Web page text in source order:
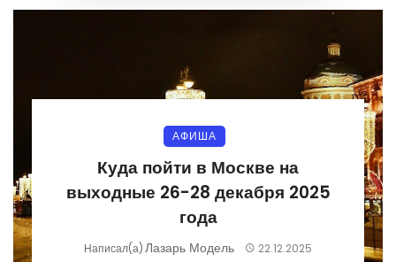
АФИША
Куда пойти в Москве на
выходные 26-28 декабря 2025
года
Написал(а)Лазарь Модель 22.12.2025